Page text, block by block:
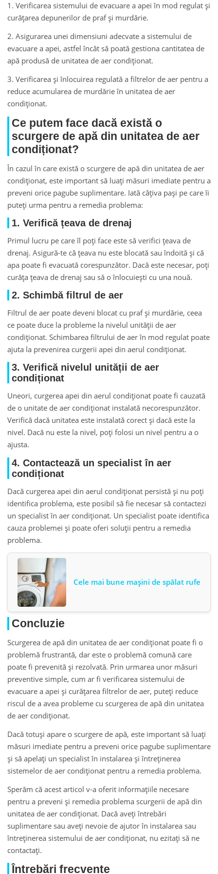
1. Verificarea sistemului de evacuare a apei în mod regulat și
curățarea depunerilor de praf și murdărie.
2. Asigurarea unei dimensiuni adecvate a sistemului de
evacuare a apei, astfel încât să poată gestiona cantitatea de
apă produsă de unitatea de aer condiționat.
3. Verificarea și înlocuirea regulată a filtrelor de aer pentru a
reduce acumularea de murdărie în unitatea de aer
condiționat.
Ce putem face dacă există o
scurgere de apă din unitatea de aer
condiționat?
În cazul în care există o scurgere de apă din unitatea de aer
condiționat, este important să luați măsuri imediate pentru a
preveni orice pagube suplimentare. Iată câțiva pași pe care îi
puteți urma pentru a remedia problema:
1. Verifică țeava de drenaj
Primul lucru pe care îl poți face este să verifici țeava de
drenaj. Asigură-te că țeava nu este blocată sau îndoită și că
apa poate fi evacuată corespunzător. Dacă este necesar, poți
curăța țeava de drenaj sau să o înlocuiești cu una nouă.
2. Schimbă filtrul de aer
Filtrul de aer poate deveni blocat cu praf și murdărie, ceea
ce poate duce la probleme la nivelul unității de aer
condiționat. Schimbarea filtrului de aer în mod regulat poate
ajuta la prevenirea curgerii apei din aerul condiționat.
3. Verifică nivelul unității de aer
condiționat
Uneori, curgerea apei din aerul condiționat poate fi cauzată
de o unitate de aer condiționat instalată necorespunzător.
Verifică dacă unitatea este instalată corect și dacă este la
nivel. Dacă nu este la nivel, poți folosi un nivel pentru a o
ajusta.
4. Contactează un specialist în aer
condiționat
Dacă curgerea apei din aerul condiționat persistă și nu poți
identifica problema, este posibil să fie necesar să contactezi
un specialist în aer condiționat. Un specialist poate identifica
cauza problemei și poate oferi soluții pentru a remedia
problema.
Cele mai bune mașini de spălat rufe
Concluzie
Scurgerea de apă din unitatea de aer condiționat poate fi o
problemă frustrantă, dar este o problemă comună care
poate fi prevenită și rezolvată. Prin urmarea unor măsuri
preventive simple, cum ar fi verificarea sistemului de
evacuare a apei și curățarea filtrelor de aer, puteți reduce
riscul de a avea probleme cu scurgerea de apă din unitatea
de aer condiționat.
Dacă totuși apare o scurgere de apă, este important să luați
măsuri imediate pentru a preveni orice pagube suplimentare
și să apelați un specialist în instalarea și întreținerea
sistemelor de aer condiționat pentru a remedia problema.
Sperăm că acest articol v-a oferit informațiile necesare
pentru a preveni și remedia problema scurgerii de apă din
unitatea de aer condiționat. Dacă aveți întrebări
suplimentare sau aveți nevoie de ajutor în instalarea sau
întreținerea sistemului de aer condiționat, nu ezitați să ne
contactați.
Întrebări frecvente